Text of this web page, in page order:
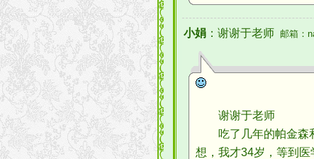
小娟 ：谢谢于老师 邮箱：
谢谢于老师
吃了几年的帕金森和
想，我才34岁，等到